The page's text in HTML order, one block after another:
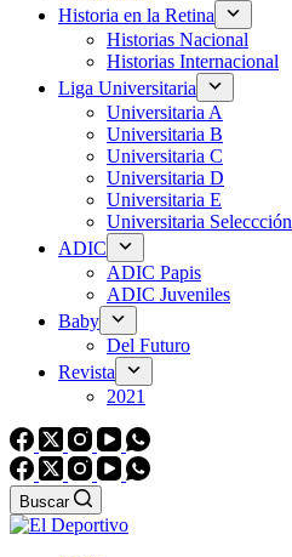
Historia en la Retina
Historias Nacional
Historias Internacional
Liga Universitaria
Universitaria A
Universitaria B
Universitaria C
Universitaria D
Universitaria E
Universitaria Seleccción
ADIC
ADIC Papis
ADIC Juveniles
Baby
Del Futuro
Revista
2021
Buscar